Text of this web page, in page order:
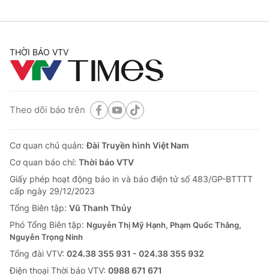
THỜI BÁO VTV
Theo dõi báo trên
Cơ quan chủ quản:Đài Truyền hình Việt Nam
Cơ quan báo chí: Thời báo VTV
Giấy phép hoạt động báo in và báo điện tử số 483/GP-BTTTT
cấp ngày 29/12/2023
Tổng Biên tập: Vũ Thanh Thủy
Phó Tổng Biên tập: Nguyễn Thị Mỹ Hạnh, Phạm Quốc Thắng,
Nguyễn Trọng Ninh
Tổng đài VTV: 024.38 355 931 - 024.38 355 932
Ðiện thoại Thời báo VTV: 0988 671 671